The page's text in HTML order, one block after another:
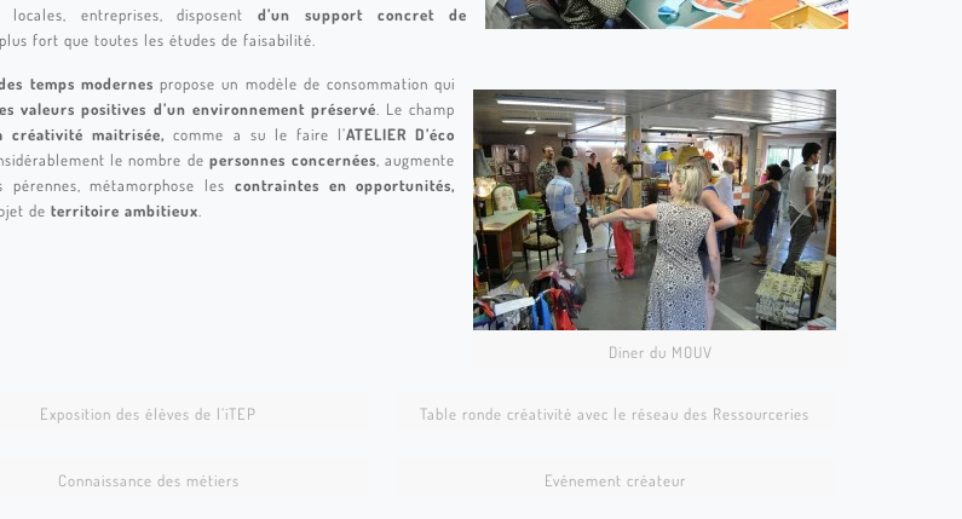
locales, entreprises, disposentd’un support concret de
plus fort que toutes les études de faisabilité.
Diner du MOUV
temps modernes propose un modèle de consommation qui
valeurs positives d’un environnement préservé . Le champ
créativité maitrisée, comme a su le faire l’ATELIER D’éco
le nombre depersonnes concernées , augmente
pérennes, métamorphose les contraintes en opportunités,
de territoire ambitieux
Exposition des élèves de l’iTEP
Table ronde créativité avec le réseau des Ressourceries
Connaissance des métiers
Evénement créateur